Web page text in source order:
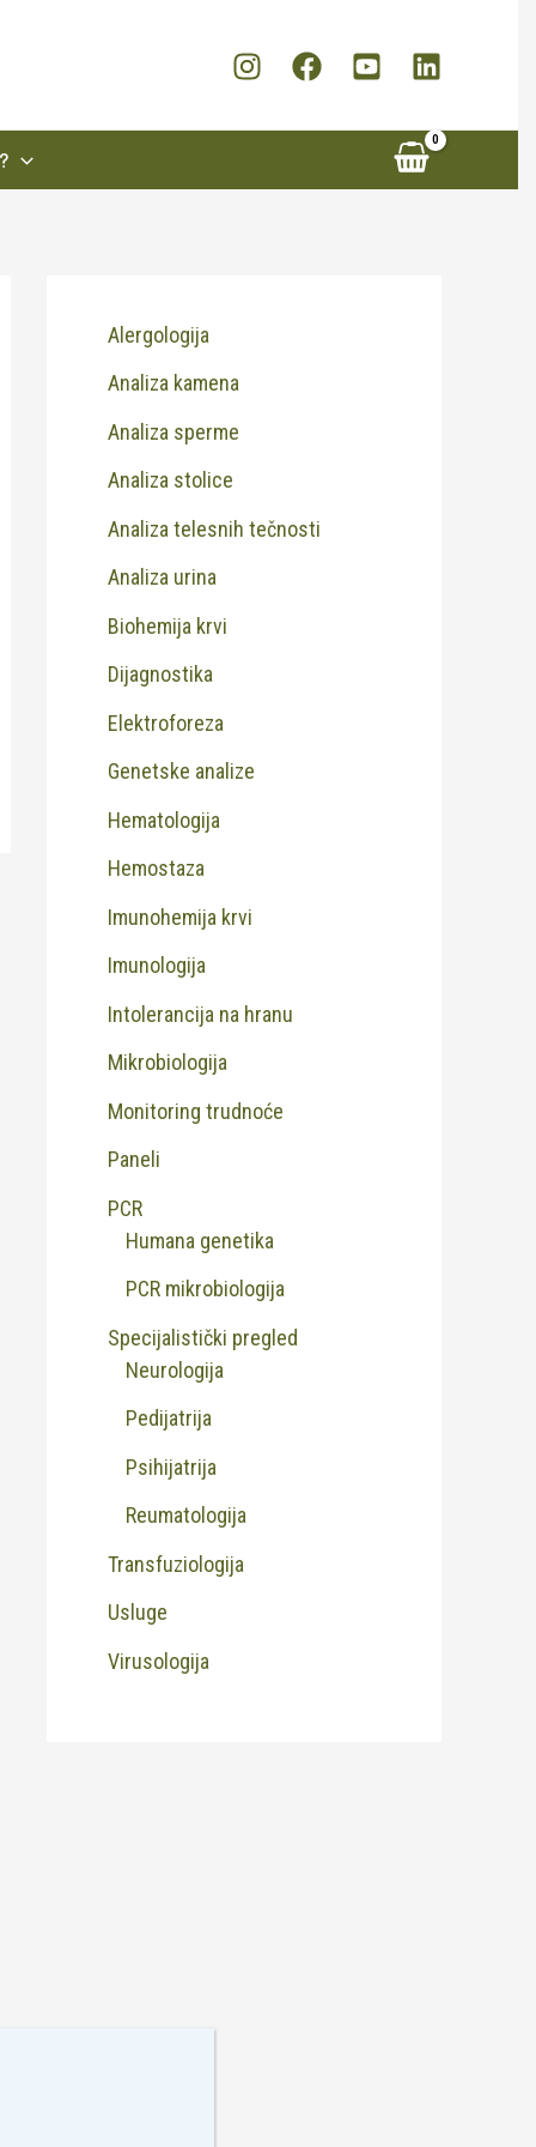
Alergologija
Analiza kamena
Analiza sperme
Analiza stolice
Analiza telesnih tečnosti
Analiza urina
Biohemija krvi
Dijagnostika
Elektroforeza
Genetske analize
Hematologija
Hemostaza
Imunohemija krvi
Imunologija
Intolerancija na hranu
Mikrobiologija
Monitoring trudnoće
Paneli
PCR
Humana genetika
PCR mikrobiologija
Specijalistički pregled
Neurologija
Pedijatrija
Psihijatrija
Reumatologija
Transfuziologija
Usluge
Virusologija